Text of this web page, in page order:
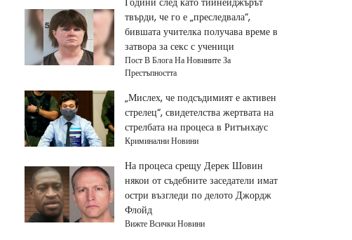
твърди, че го е „преследвала“,
бившата учителка получава време в
затвора за секс с ученици
Пост В Блога На Новините За
Престъпността
„Мислех, че подсъдимият е активен
стрелец“, свидетелства жертвата на
стрелбата на процеса в Ритънхаус
Криминални Новини
На процеса срещу Дерек Шовин
някои от съдебните заседатели имат
остри възгледи по делото Джордж
Флойд
Вижте Всички Новини